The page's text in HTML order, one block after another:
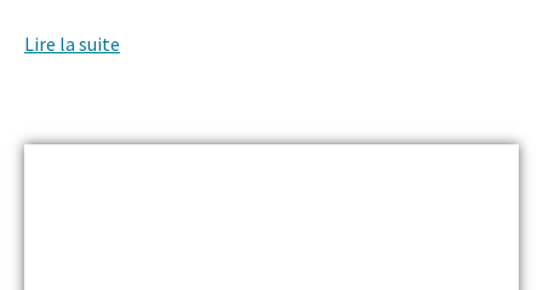
Lire la suite